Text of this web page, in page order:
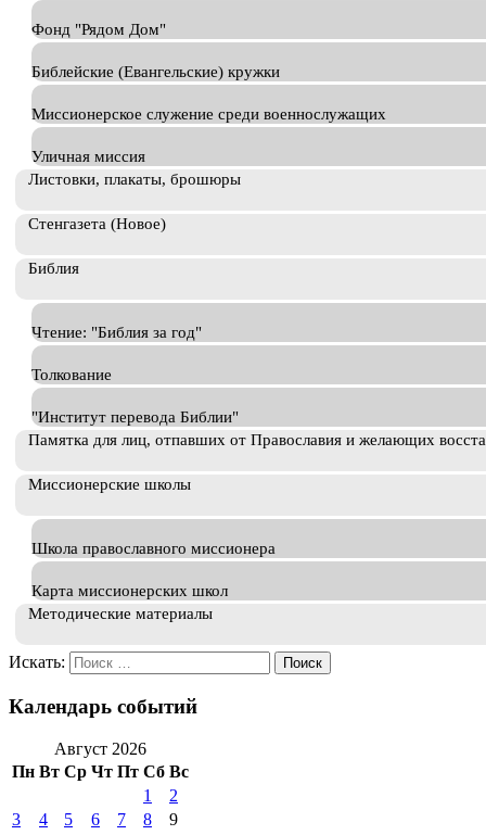
Фонд "Рядом Дом"
Библейские (Евангельские) кружки
Миссионерское служение среди военнослужащих
Уличная миссия
Листовки, плакаты, брошюры
Стенгазета (Новое)
Библия
Чтение: "Библия за год"
Толкование
"Институт перевода Библии"
Памятка для лиц, отпавших от Православия и желающих
Миссионерские школы
Школа православного миссионера
Карта миссионерских школ
Методические материалы
Искать:
Календарь событий
Август 2026
Пн Вт Ср Чт Пт Сб Вс
1
2
3
4 5 6 7 8
9